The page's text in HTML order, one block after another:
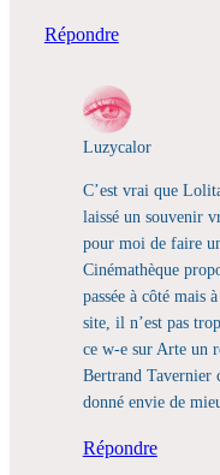
Répondre
Luzycalor
C’est vrai que
laissé un souvenir
pour moi de faire
Cinémathèque
passée à côté mais
site, il n’est pas
ce w-e sur Arte un
Bertrand Tavernier
donné envie de
Répondre